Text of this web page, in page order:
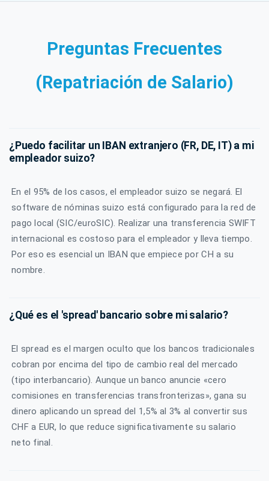
Preguntas Frecuentes
(Repatriación de Salario)
¿Puedo facilitar un IBAN extranjero (FR, DE, IT) a mi
empleador suizo?
En el 95% de los casos, el empleador suizo se negará. El
software de nóminas suizo está configurado para la red de
pago local (SIC/euroSIC). Realizar una transferencia SWIFT
internacional es costoso para el empleador y lleva tiempo.
Por eso es esencial un IBAN que empiece por CH a su
nombre.
¿Qué es el 'spread' bancario sobre mi salario?
El spread es el margen oculto que los bancos tradicionales
cobran por encima del tipo de cambio real del mercado
(tipo interbancario). Aunque un banco anuncie «cero
comisiones en transferencias transfronterizas», gana su
dinero aplicando un spread del 1,5% al 3% al convertir sus
CHF a EUR, lo que reduce significativamente su salario
neto final.